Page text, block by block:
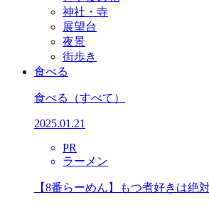
神社・寺
展望台
夜景
街歩き
食べる
食べる （すべて）
2025.01.21
PR
ラーメン
【8番らーめん】もつ煮好きは